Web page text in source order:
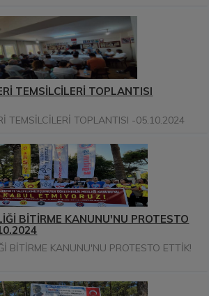
TEMSİLCİLERİ TOPLANTISI
TEMSİLCİLERİ TOPLANTISI -05.10.2024
BİTİRME KANUNU'NU PROTESTO
BİTİRME KANUNU'NU PROTESTO ETTİK!